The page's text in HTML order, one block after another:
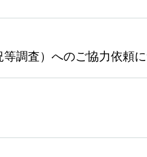
調査）へのご協力依頼に